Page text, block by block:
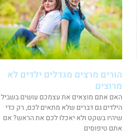
הורים מרצים מגדלים ילדים לא
מרוצים
האם אתם מוצאים את עצמכם עושים בשביל
הילדים גם דברים שלא מתאים לכם, רק כדי
שיהיו בשקט ולא יאכלו לכם את הראש? אם
אתם טיפוסים